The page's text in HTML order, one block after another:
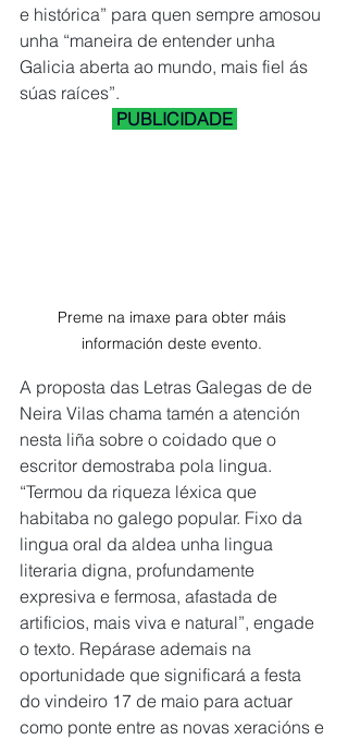
e histórica” para quen sempre amosou
unha “maneira de entender unha
Galicia aberta ao mundo, mais fiel ás
súas raíces”.
PUBLICIDADE
Preme na imaxe para obter máis
información deste evento.
A proposta das Letras Galegas de de
Neira Vilas chama tamén a atención
nesta liña sobre o coidado que o
escritor demostraba pola lingua.
“Termou da riqueza léxica que
habitaba no galego popular. Fixo da
lingua oral da aldea unha lingua
literaria digna, profundamente
expresiva e fermosa, afastada de
artificios, mais viva e natural”, engade
o texto. Repárase ademais na
oportunidade que significará a festa
do vindeiro 17 de maio para actuar
como ponte entre as novas xeracións e